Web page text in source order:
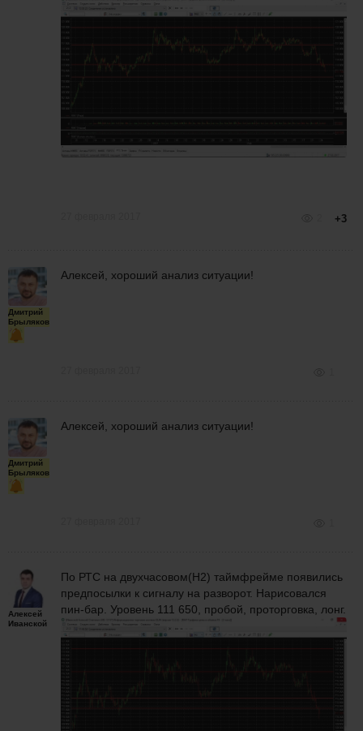
+3
Дмитрий
Брыляков
Алексей, хороший анализ ситуации!
Дмитрий
Брыляков
Алексей, хороший анализ ситуации!
Алексей
Иванской
По РТС на двухчасовом(H2) таймфрейме появились
предпосылки к сигналу на разворот. Нарисовался
пин-бар. Уровень 111 650, пробой, проторговка, лонг.